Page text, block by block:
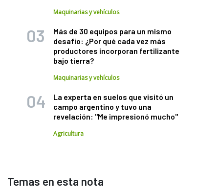
Maquinarias y vehículos
Más de 30 equipos para un mismo
desafío: ¿Por qué cada vez más
productores incorporan fertilizante
bajo tierra?
Maquinarias y vehículos
La experta en suelos que visitó un
campo argentino y tuvo una
revelación: "Me impresionó mucho"
Agricultura
Temas en esta nota